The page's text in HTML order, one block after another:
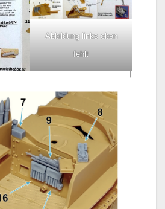
Abbildung links oben
fehlt